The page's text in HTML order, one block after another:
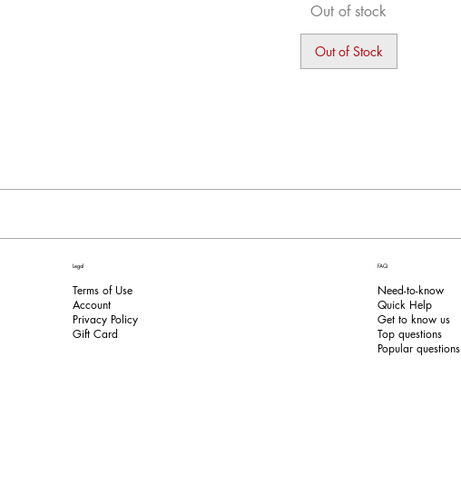
Out of stock
Out of Stock
Legal
Terms of Use
​Account
Privacy Policy
​Gift Card
FAQ
Need-to-know
Quick Help
Get to know us
Top questions
Popular questions